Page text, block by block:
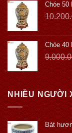
Chóe 50
Chóe 40
NHIỀU NGƯỜI
Bát